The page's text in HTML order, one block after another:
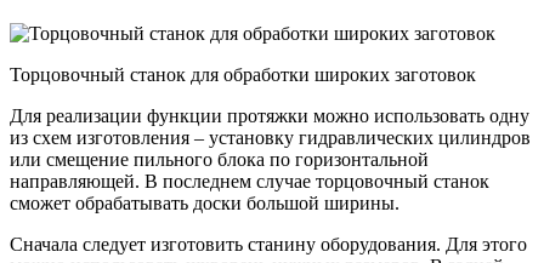
Торцовочный станок для обработки широких заготовок
Для реализации функции протяжки можно использовать одну
из схем изготовления – установку гидравлических цилиндров
или смещение пильного блока по горизонтальной
направляющей. В последнем случае торцовочный станок
сможет обрабатывать доски большой ширины.
Сначала следует изготовить станину оборудования. Для этого